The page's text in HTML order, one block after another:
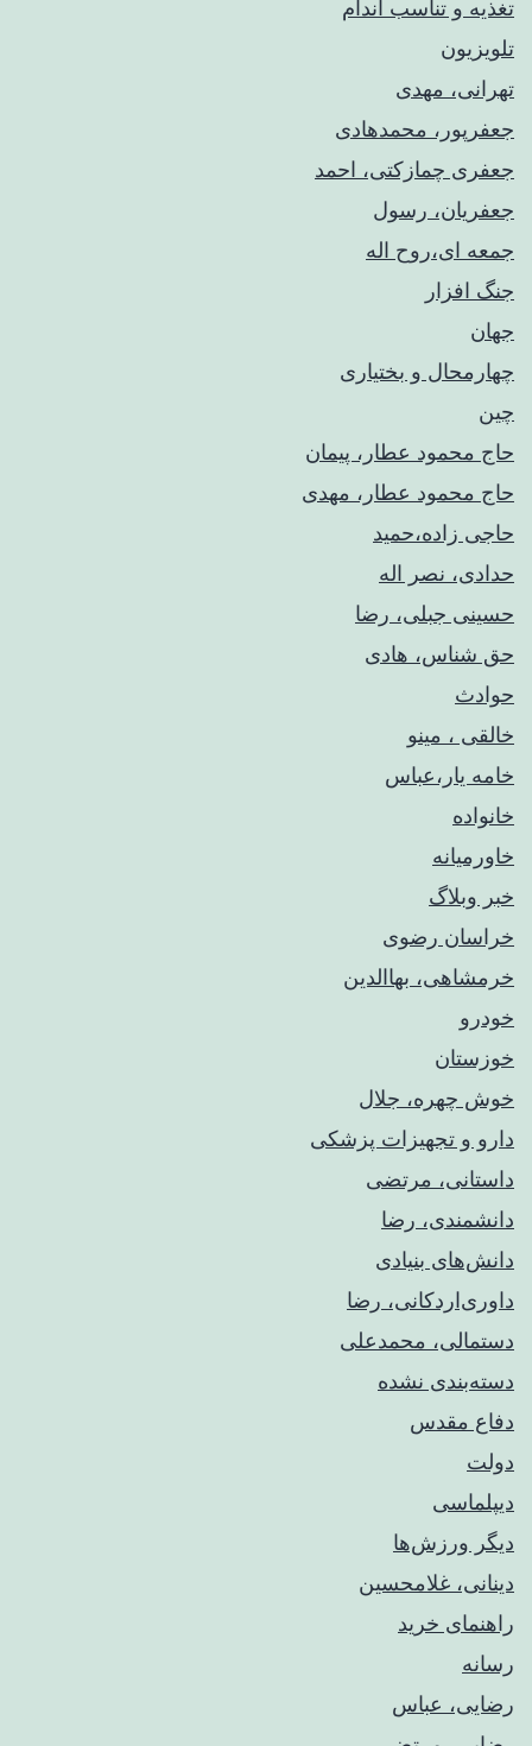
تغذیه و تناسب اندام
تلویزیون
تهرانی، مهدی
جعفرپور، محمدهادی
جعفری چمازکتی، احمد
جعفریان، رسول
جمعه ای،روح اله
جنگ افزار
جهان
چهارمحال و بختیاری
چین
حاج محمود عطار، پیمان
حاج محمود عطار، مهدی
حاجی زاده،حمید
حدادی، نصر اله
حسینی جبلی، رضا
حق شناس، هادی
حوادث
خالقی ، مینو
خامه یار،عباس
خانواده
خاورمیانه
خبر وبلاگ
خراسان رضوی
خرمشاهی، بهاالدین
خودرو
خوزستان
خوش چهره، جلال
دارو و تجهیزات پزشکی
داستانی، مرتضی
دانشمندی، رضا
دانش‌های بنیادی
داوری‌اردکانی، رضا
دستمالی، محمدعلی
دسته‌بندی نشده
دفاع مقدس
دولت
دیپلماسی
دیگر ورزش‌ها
دینانی، غلامحسین
راهنمای خريد
رسانه
رضایی، عباس